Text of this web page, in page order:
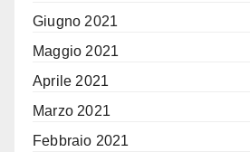
Giugno 2021
Maggio 2021
Aprile 2021
Marzo 2021
Febbraio 2021